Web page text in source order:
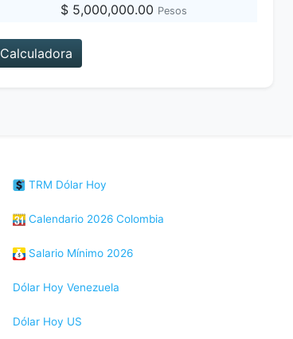
$ 5,000,000.00 Pesos
Calculadora
TRM Dólar Hoy
Calendario 2026 Colombia
Salario Mínimo 2026
Dólar Hoy Venezuela
Dólar Hoy US